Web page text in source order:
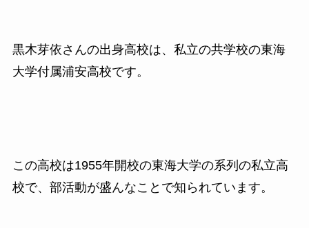
黒木芽依さんの出身高校は、私立の共学校の東海
大学付属浦安高校です。
この高校は1955年開校の東海大学の系列の私立高
校で、部活動が盛んなことで知られています。